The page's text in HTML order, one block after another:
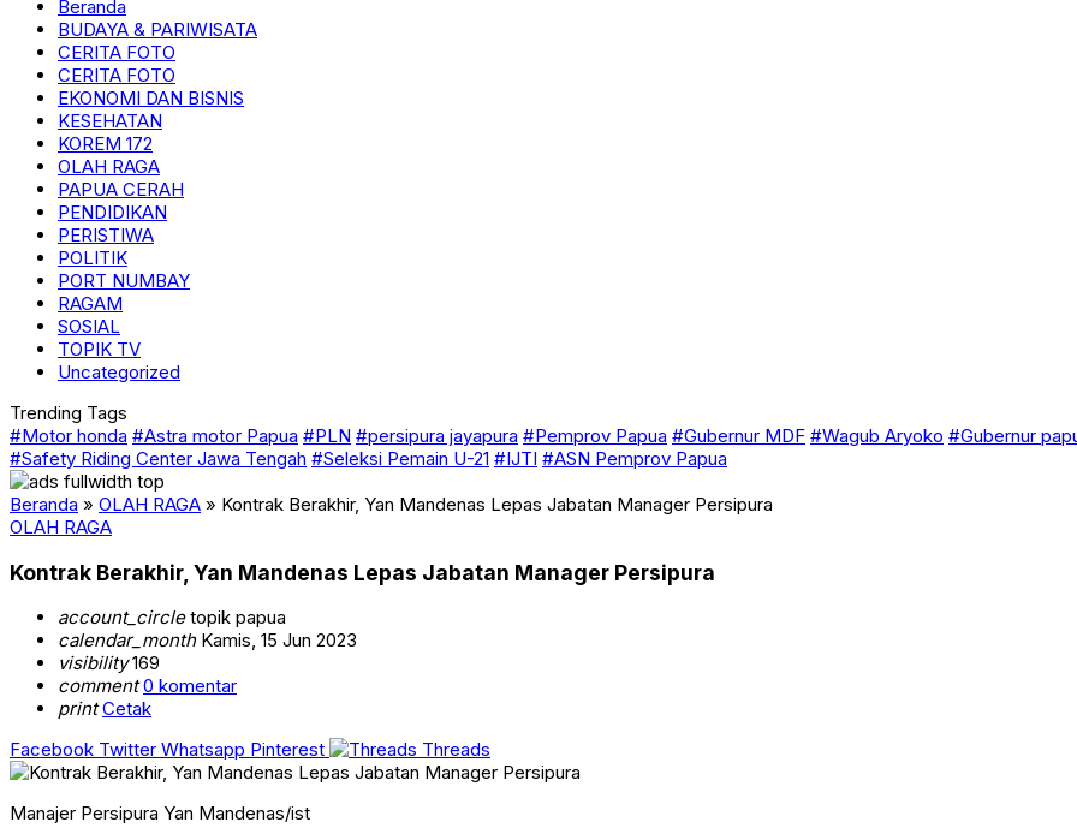
Beranda
BUDAYA & PARIWISATA
CERITA FOTO
CERITA FOTO
EKONOMI DAN BISNIS
KESEHATAN
KOREM 172
OLAH RAGA
PAPUA CERAH
PENDIDIKAN
PERISTIWA
POLITIK
PORT NUMBAY
RAGAM
SOSIAL
TOPIK TV
Uncategorized
Trending Tags
#Motor honda #Astra motor Papua #PLN #persipura jayapura #Pemprov Papua #Gubernur MDF #Wagub Aryoko #Gubernur
#Safety Riding Center Jawa Tengah #Seleksi Pemain U-21 #IJTI #ASN Pemprov Papua
Beranda » OLAH RAGA » Kontrak Berakhir, Yan Mandenas Lepas Jabatan Manager Persipura
OLAH RAGA
Kontrak Berakhir, Yan Mandenas Lepas Jabatan Manager Persipura
account_circletopik papua
calendar_monthKamis, 15 Jun 2023
visibility169
comment 0 komentar
print Cetak
Facebook Twitter Whatsapp Pinterest Threads
Manajer Persipura Yan Mandenas/ist